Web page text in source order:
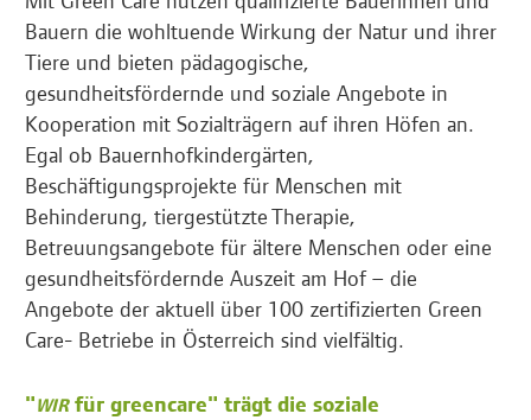
Bauern die wohltuende Wirkung der Natur und ihrer
Tiere und bieten pädagogische,
gesundheitsfördernde und soziale Angebote in
Kooperation mit Sozialträgern auf ihren Höfen an.
Egal ob Bauernhofkindergärten,
Beschäftigungsprojekte für Menschen mit
Behinderung, tiergestützte Therapie,
Betreuungsangebote für ältere Menschen oder eine
gesundheitsfördernde Auszeit am Hof – die
Angebote der aktuell über 100 zertifizierten Green
Care- Betriebe in Österreich sind vielfältig.
"WIRfür greencare" trägt die soziale